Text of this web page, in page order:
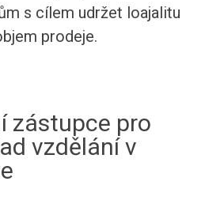
s cílem udržet loajalitu
prodeje.
zástupce pro
vzdělání v